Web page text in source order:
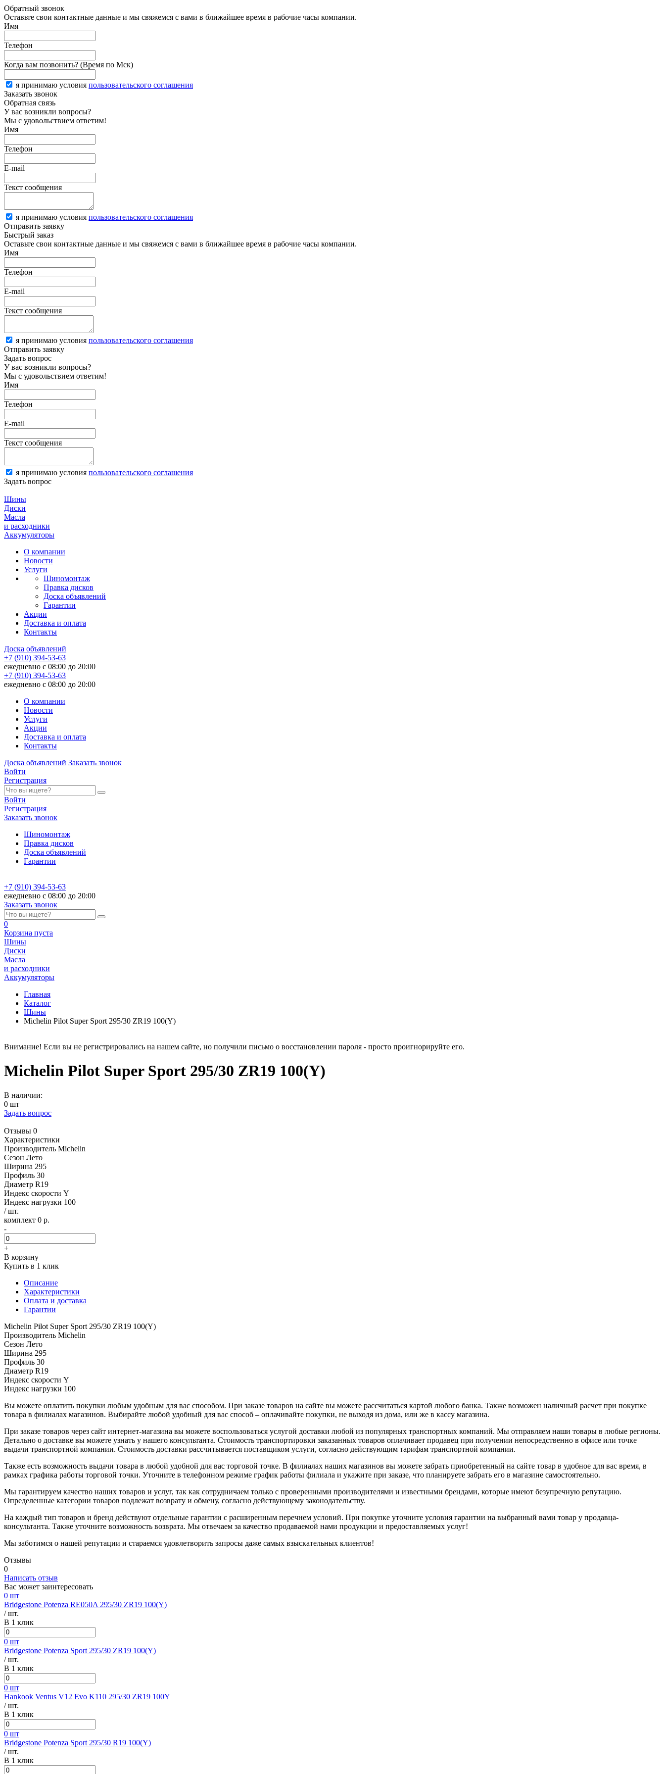
Обратный звонок
Оставьте свои контактные данные и мы свяжемся с вами в ближайшее время в рабочие часы компании.
Имя
Телефон
Когда вам позвонить? (Время по Мск)
я принимаю условия пользовательского соглашения
Заказать звонок
Обратная связь
У вас возникли вопросы?
Мы с удовольствием ответим!
Имя
Телефон
E-mail
Текст сообщения
я принимаю условия пользовательского соглашения
Отправить заявку
Быстрый заказ
Оставьте свои контактные данные и мы свяжемся с вами в ближайшее время в рабочие часы компании.
Имя
Телефон
E-mail
Текст сообщения
я принимаю условия пользовательского соглашения
Отправить заявку
Задать вопрос
У вас возникли вопросы?
Мы с удовольствием ответим!
Имя
Телефон
E-mail
Текст сообщения
я принимаю условия пользовательского соглашения
Задать вопрос
Шины
Диски
Масла
и расходники
Аккумуляторы
О компании
Новости
Услуги
Шиномонтаж
Правка дисков
Доска объявлений
Гарантии
Акции
Доставка и оплата
Контакты
Доска объявлений
+7 (910) 394-53-63
ежедневно с 08:00 до 20:00
+7 (910) 394-53-63
ежедневно с 08:00 до 20:00
О компании
Новости
Услуги
Акции
Доставка и оплата
Контакты
Доска объявлений Заказать звонок
Войти
Регистрация
Войти
Регистрация
Заказать звонок
Шиномонтаж
Правка дисков
Доска объявлений
Гарантии
+7 (910) 394-53-63
ежедневно с 08:00 до 20:00
Заказать звонок
0
Корзина пуста
Шины
Диски
Масла
и расходники
Аккумуляторы
Главная
Каталог
Шины
Michelin Pilot Super Sport 295/30 ZR19 100(Y)
Внимание! Если вы не регистрировались на нашем сайте, но получили письмо о восстановлении пароля - просто проигнорируйте его.
Michelin Pilot Super Sport 295/30 ZR19 100(Y)
В наличии:
0 шт
Задать вопрос
Отзывы 0
Характеристики
Производитель Michelin
Сезон Лето
Ширина 295
Профиль 30
Диаметр R19
Индекс скорости Y
Индекс нагрузки 100
/ шт.
комплект 0 р.
-
+
В корзину
Купить в 1 клик
Описание
Характеристики
Оплата и доставка
Гарантии
Michelin Pilot Super Sport 295/30 ZR19 100(Y)
Производитель Michelin
Сезон Лето
Ширина 295
Профиль 30
Диаметр R19
Индекс скорости Y
Индекс нагрузки 100
Вы можете оплатить покупки любым удобным для вас способом. При заказе товаров на сайте вы можете рассчитаться картой любого банка. Также возможен наличный расчет при покупке
товара в филиалах магазинов. Выбирайте любой удобный для вас способ – оплачивайте покупки, не выходя из дома, или же в кассу магазина.
При заказе товаров через сайт интернет-магазина вы можете воспользоваться услугой доставки любой из популярных транспортных компаний. Мы отправляем наши товары в любые регионы.
Детально о доставке вы можете узнать у нашего консультанта. Стоимость транспортировки заказанных товаров оплачивает продавец при получении непосредственно в офисе или точке
выдачи транспортной компании. Стоимость доставки рассчитывается поставщиком услуги, согласно действующим тарифам транспортной компании.
Также есть возможность выдачи товара в любой удобной для вас торговой точке. В филиалах наших магазинов вы можете забрать приобретенный на сайте товар в удобное для вас время, в
рамках графика работы торговой точки. Уточните в телефонном режиме график работы филиала и укажите при заказе, что планируете забрать его в магазине самостоятельно.
Мы гарантируем качество наших товаров и услуг, так как сотрудничаем только с проверенными производителями и известными брендами, которые имеют безупречную репутацию.
Определенные категории товаров подлежат возврату и обмену, согласно действующему законодательству.
На каждый тип товаров и бренд действуют отдельные гарантии с расширенным перечнем условий. При покупке уточните условия гарантии на выбранный вами товар у продавца-
консультанта. Также уточните возможность возврата. Мы отвечаем за качество продаваемой нами продукции и предоставляемых услуг!
Мы заботимся о нашей репутации и стараемся удовлетворить запросы даже самых взыскательных клиентов!
Отзывы
0
Написать отзыв
Вас может заинтересовать
0 шт
Bridgestone Potenza RE050A 295/30 ZR19 100(Y)
/ шт.
В 1 клик
0 шт
Bridgestone Potenza Sport 295/30 ZR19 100(Y)
/ шт.
В 1 клик
0 шт
Hankook Ventus V12 Evo K110 295/30 ZR19 100Y
/ шт.
В 1 клик
0 шт
Bridgestone Potenza Sport 295/30 R19 100(Y)
/ шт.
В 1 клик